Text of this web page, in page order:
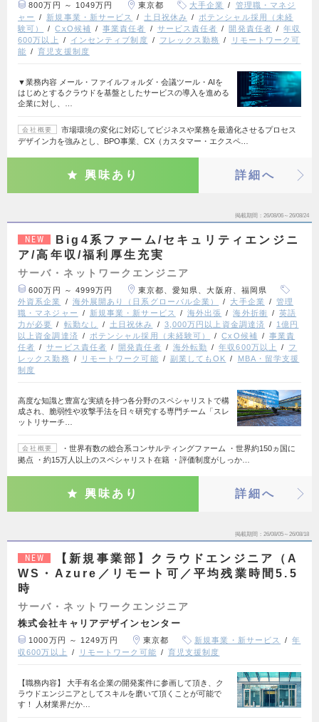
800万円 ～ 1049万円 東京都 大手企業
管理職・マネジ
ャー
新規事業・新サービス 土日祝休み
ポテンシャル採用（未経
験可）
CxO候補 事業責任者 サービス責任者 開発責任者
年収
600万以上
インセンティブ制度 フレックス勤務
リモートワーク可
能
育児支援制度
▼業務内容 メール・ファイルフォルダ・会議ツール・AIを
はじめとするクラウドを基盤としたサービスの導入を進める
企業に対し、…
会社概要
市場環境の変化に対応してビジネスや業務を最適化させるプロセス
デザイン力を強みとし、BPO事業、CX（カスタマー・エクスペ…
興味あり 詳細へ
掲載期間 26/08/06～26/08/24
NEW
Big4系ファーム/セキュリティエンジニ
ア/高年収/福利厚生充実
サーバ・ネットワークエンジニア
600万円 ～ 4999万円
東京都、愛知県、大阪府、福岡県
外資系企業
海外展開あり（日系グローバル企業） 大手企業
管理
職・マネジャー
新規事業・新サービス 海外出張 海外折衝
英語
力が必要
転勤なし 土日祝休み 3,000万円以上資金調達済
1億円
以上資金調達済
ポテンシャル採用（未経験可） CxO候補
事業責
任者
サービス責任者 開発責任者 海外転勤 年収600万以上
フ
レックス勤務
リモートワーク可能 副業してもOK
MBA・留学支援
制度
高度な知識と豊富な実績を持つ各分野のスペシャリストで構
成され、脆弱性や攻撃手法を日々研究する専門チーム「スレ
ットリサーチ…
会社概要
・世界有数の総合系コンサルティングファーム ・世界約150ヵ国に
拠点 ・約15万人以上のスペシャリスト在籍 ・評価制度がしっか…
興味あり 詳細へ
掲載期間 26/08/05～26/08/18
NEW
【新規事業部】クラウドエンジニア（A
WS・Azure／リモート可／平均残業時間5.5
時
サーバ・ネットワークエンジニア
株式会社キャリアデザインセンター
1000万円 ～ 1249万円 東京都 新規事業・新サービス
年
収600万以上
リモートワーク可能 育児支援制度
【職務内容】 大手有名企業の開発案件に参画して頂き、ク
ラウドエンジニアとしてスキルを磨いて頂くことが可能で
す！ 人材業界だか…